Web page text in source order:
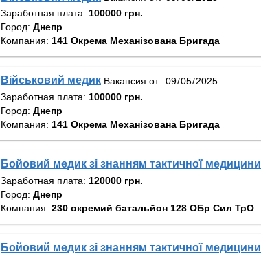
Заработная плата: 100000 грн.
Город: Днепр
Компания: 141 Окрема Механізована Бригада
Військовий медик Вакансия от:
Заработная плата: 100000 грн.
Город: Днепр
Компания: 141 Окрема Механізована Бригада
Бойовий медик зі знанням тактичної медицини
Заработная плата: 120000 грн.
Город: Днепр
Компания: 230 окремий батальйон 128 ОБр Сил ТрО
Бойовий медик зі знанням тактичної медицини